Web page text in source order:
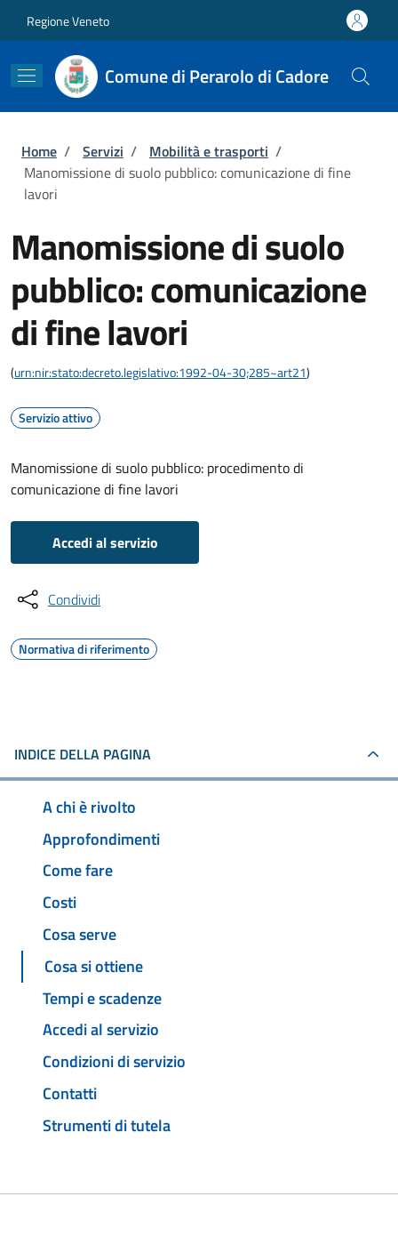
Regione Veneto
Comune di Perarolo di Cadore
Briciole di pane
Home / Servizi / Mobilità e trasporti /
Manomissione di suolo pubblico: comunicazione di fine
lavori
Manomissione di suolo
pubblico: comunicazione
di fine lavori
(urn:nir:stato:decreto.legislativo:1992-04-30;285~art21)
Servizio attivo
Manomissione di suolo pubblico: procedimento di
comunicazione di fine lavori
Accedi al servizio
Condividi
Normativa di riferimento
INDICE DELLA PAGINA
A chi è rivolto
Approfondimenti
Come fare
Costi
Cosa serve
Cosa si ottiene
Tempi e scadenze
Accedi al servizio
Condizioni di servizio
Contatti
Strumenti di tutela